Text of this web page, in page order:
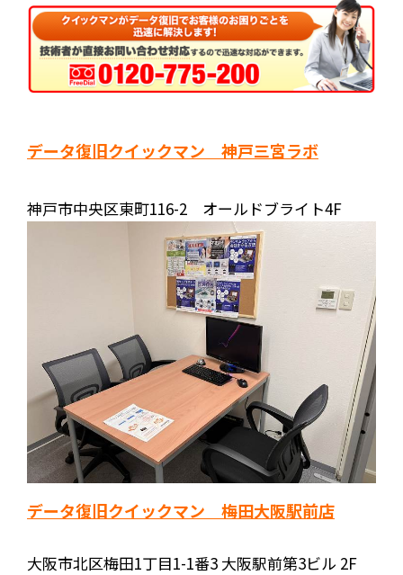
データ復旧クイックマン 神戸三宮ラボ
神戸市中央区東町116-2 オールドブライト4F
データ復旧クイックマン 梅田大阪駅前店
大阪市北区梅田1丁目1-1番3 大阪駅前第3ビル 2F